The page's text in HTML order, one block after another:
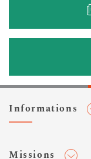
Informations
Missions